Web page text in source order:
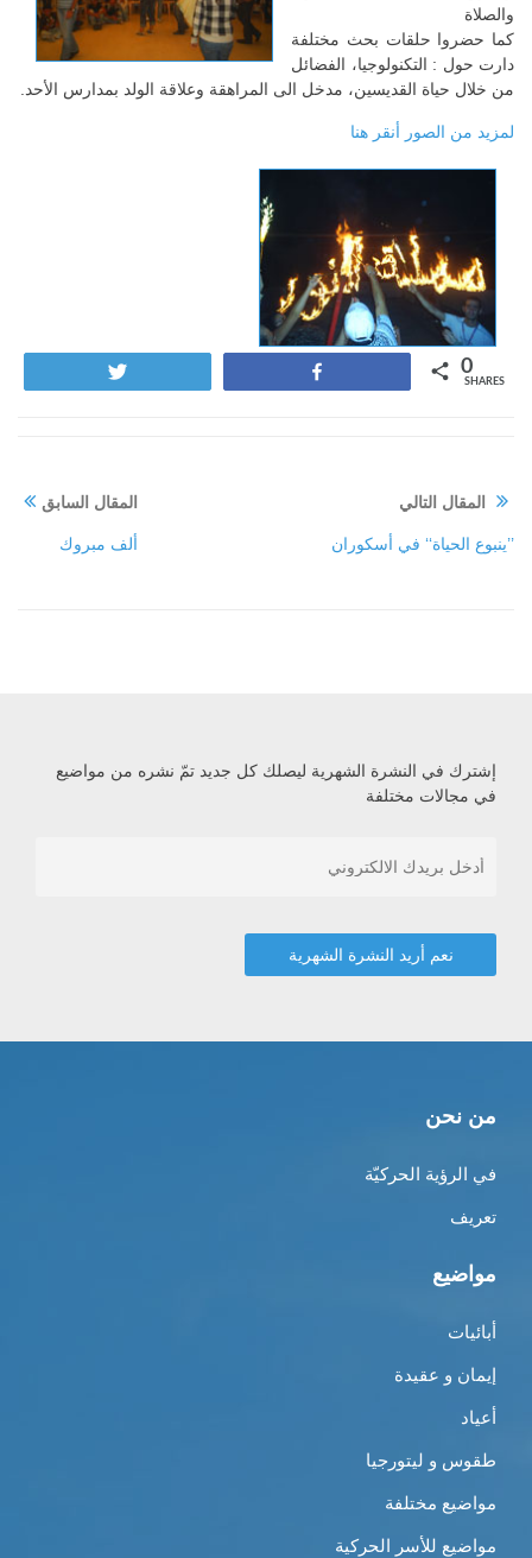
والصلاة
كما حضروا حلقات بحث مختلفة
دارت حول : التكنولوجيا، الفضائل
من خلال حياة القديسين، مدخل الى المراهقة وعلاقة الولد بمدارس الأحد.
لمزيد من الصور أنقر هنا
0
SHARES
المقال السابق
ألف مبروك
المقال التالي
’’ينبوع الحياة‘‘ في أسكوران
إشترك في النشرة الشهرية ليصلك كل جديد تمّ نشره من مواضيع
في مجالات مختلفة
من نحن
في الرؤية الحركيّة
تعريف
مواضيع
أبائيات
إيمان و عقيدة
أعياد
طقوس و ليتورجيا
مواضيع مختلفة
مواضيع للأسر الحركية